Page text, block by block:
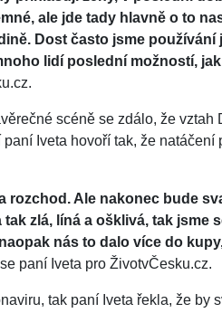
ale jde tady hlavně o to
Dost často jsme používání
lidí poslední možností,
scéně se zdálo, že vztah
Iveta hovoří tak, že natáčení
Ale nakonec bude
zlá, líná a ošklivá, tak jsme
nás to dalo více do
paní Iveta pro ŽivotvČesku.cz.
tak paní Iveta řekla, že by